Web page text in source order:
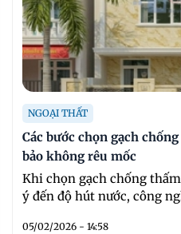
NGOẠI THẤT
Các bước chọn gạch
bảo không rêu mốc
Khi chọn gạch chống
ý đến độ hút nước, công
05/02/2026 - 14:58